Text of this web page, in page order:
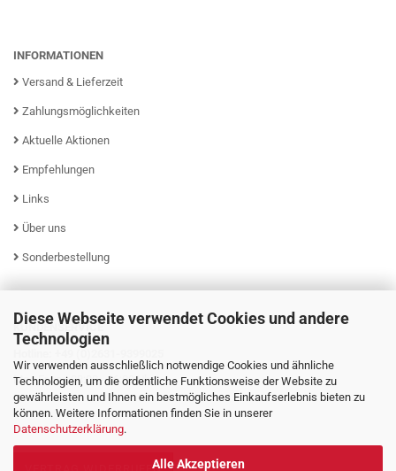
Diese Webseite verwendet Cookies und andere
Technologien
Wir verwenden ausschließlich notwendige Cookies und ähnliche
Technologien, um die ordentliche Funktionsweise der Website zu
gewährleisten und Ihnen ein bestmögliches Einkaufserlebnis bieten zu
können. Weitere Informationen finden Sie in unserer
Datenschutzerklärung.
Alle Akzeptieren
INFORMATIONEN
Versand & Lieferzeit
Zahlungsmöglichkeiten
Aktuelle Aktionen
Empfehlungen
Links
Über uns
Sonderbestellung
KUNDENSERVICE
Mo - Fr von 08:00 - 16:00 Uhr